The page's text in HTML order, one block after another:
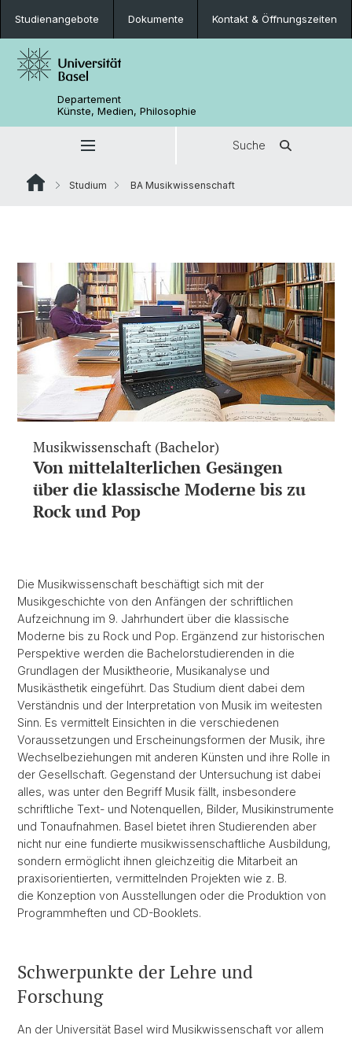
Studienangebote Dokumente Kontakt & Öffnungszeiten
Departement
Künste, Medien, Philosophie
Suche
Studium BA Musikwissenschaft
Musikwissenschaft (Bachelor)
Von mittelalterlichen Gesängen
über die klassische Moderne bis zu
Rock und Pop
Die Musikwissenschaft beschäftigt sich mit der
Musikgeschichte von den Anfängen der schriftlichen
Aufzeichnung im 9. Jahrhundert über die klassische
Moderne bis zu Rock und Pop. Ergänzend zur historischen
Perspektive werden die Bachelorstudierenden in die
Grundlagen der Musiktheorie, Musikanalyse und
Musikästhetik eingeführt. Das Studium dient dabei dem
Verständnis und der Interpretation von Musik im weitesten
Sinn. Es vermittelt Einsichten in die verschiedenen
Voraussetzungen und Erscheinungsformen der Musik, ihre
Wechselbeziehungen mit anderen Künsten und ihre Rolle in
der Gesellschaft. Gegenstand der Untersuchung ist dabei
alles, was unter den Begriff Musik fällt, insbesondere
schriftliche Text- und Notenquellen, Bilder, Musikinstrumente
und Tonaufnahmen. Basel bietet ihren Studierenden aber
nicht nur eine fundierte musikwissenschaftliche Ausbildung,
sondern ermöglicht ihnen gleichzeitig die Mitarbeit an
praxisorientierten, vermittelnden Projekten wie z. B.
die Konzeption von Ausstellungen oder die Produktion von
Programmheften und CD-Booklets.
Schwerpunkte der Lehre und
Forschung
An der Universität Basel wird Musikwissenschaft vor allem